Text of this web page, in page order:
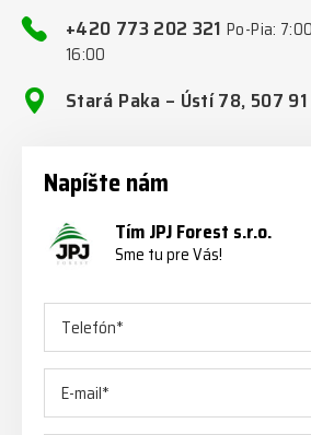
+420 773 202 321Po-Pia:
16:00
Stará Paka – Ústí 78, 507
Napíšte nám
Tím JPJ Forest s.r.o.
Sme tu pre Vás!